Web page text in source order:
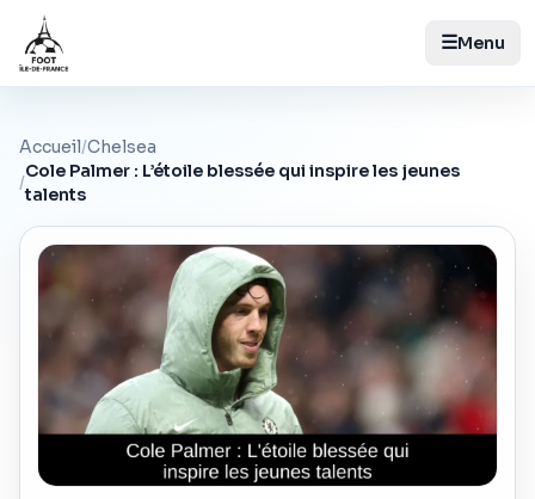
☰Menu
Accueil/Chelsea
/
Cole Palmer : L’étoile blessée qui inspire les jeunes
talents